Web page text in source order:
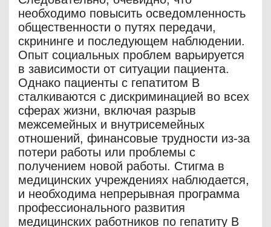
необходимо повысить осведомленность
общественности о путях передачи,
скрининге и последующем наблюдении.
Опыт социальных проблем варьируется
в зависимости от ситуации пациента.
Однако пациенты с гепатитом В
сталкиваются с дискриминацией во всех
сферах жизни, включая разрыв
межсемейных и внутрисемейных
отношений, финансовые трудности из-за
потери работы или проблемы с
получением новой работы. Стигма в
медицинских учреждениях наблюдается,
и необходима непрерывная программа
профессионального развития
медицинских работников по гепатиту В